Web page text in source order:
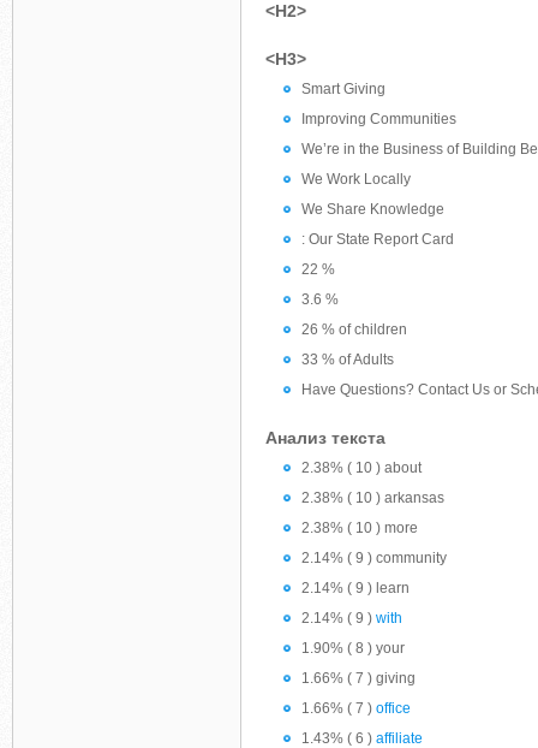
<H2>
<H3>
Smart Giving
Improving Communities
We’re in the Business of Building
We Work Locally
We Share Knowledge
: Our State Report Card
22 %
3.6 %
26 % of children
33 % of Adults
Have Questions? Contact Us or
Анализ текста
2.38% ( 10 ) about
2.38% ( 10 ) arkansas
2.38% ( 10 ) more
2.14% ( 9 ) community
2.14% ( 9 ) learn
2.14% ( 9 ) with
1.90% ( 8 ) your
1.66% ( 7 ) giving
1.66% ( 7 ) office
1.43% ( 6 ) affiliate